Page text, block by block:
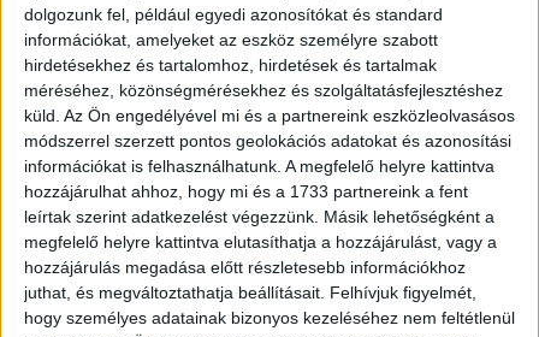
dolgozunk fel, például egyedi azonosítókat és standard
információkat, amelyeket az eszköz személyre szabott
hirdetésekhez és tartalomhoz, hirdetések és tartalmak
méréséhez, közönségmérésekhez és szolgáltatásfejlesztéshez
küld. Az Ön engedélyével mi és a partnereink eszközleolvasásos
módszerrel szerzett pontos geolokációs adatokat és azonosítási
információkat is felhasználhatunk. A megfelelő helyre kattintva
hozzájárulhat ahhoz, hogy mi és a 1733 partnereink a fent
leírtak szerint adatkezelést végezzünk. Másik lehetőségként a
megfelelő helyre kattintva elutasíthatja a hozzájárulást, vagy a
hozzájárulás megadása előtt részletesebb információkhoz
juthat, és megváltoztathatja beállításait. Felhívjuk figyelmét,
hogy személyes adatainak bizonyos kezeléséhez nem feltétlenül